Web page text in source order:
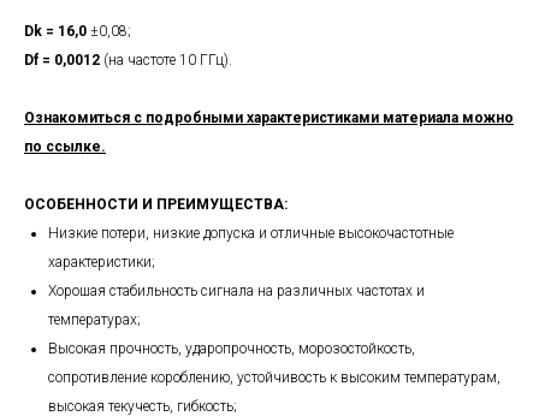
Dk = 16,0 ±0,08;
Df = 0,0012 (на частоте 10 ГГц).
Ознакомиться с подробными характеристиками материала можно
по ссылке.
ОСОБЕННОСТИ И ПРЕИМУЩЕСТВА:
Низкие потери, низкие допуска и отличные высокочастотные
характеристики;
Хорошая стабильность сигнала на различных частотах и ​​
температурах;
Высокая прочность, ударопрочность, морозостойкость,
сопротивление короблению, устойчивость к высоким температурам,
высокая текучесть, гибкость;